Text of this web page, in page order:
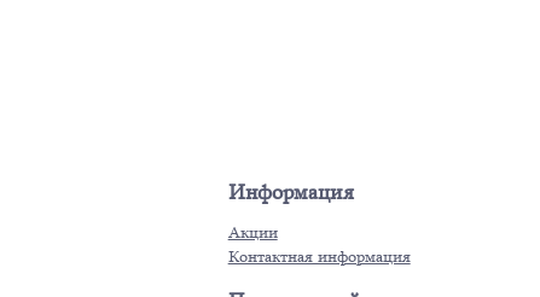
Информация
Акции
Контактная информация